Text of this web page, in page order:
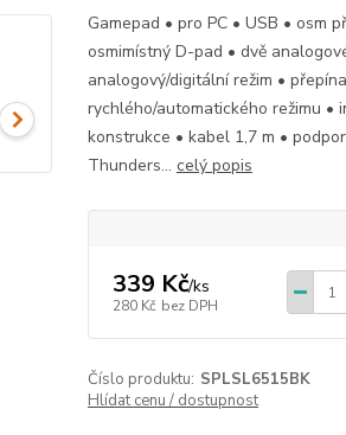
Gamepad • pro PC • USB • osm
osmimístný D-pad • dvě
analogový/digitální režim •
rychlého/automatického režimu •
konstrukce • kabel 1,7 m •
Thunders... celý popis
339 Kč/ks
280 Kč bez DPH
Číslo produktu: SPLSL6515BK
Hlídat cenu / dostupnost